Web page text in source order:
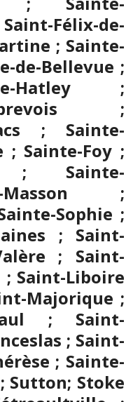
Félix-de-
; Sainte-
de-Bellevue ;
de-Hatley ;
Sabrevois ;
; Sainte-
; Sainte-Foy ;
; Sainte-
Masson ;
Sophie ;
; Saint-
; Saint-
Saint-Liboire
Majorique ;
Paul ; Saint-
; Saint-
; Sainte-
Sutton; Stoke